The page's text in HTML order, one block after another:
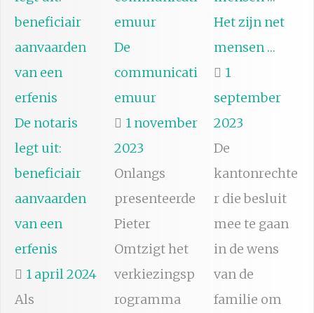
De notaris
legt uit:
beneficiair
aanvaarden
van een
erfenis
1 april 2024
Als
De
communicati
emuur
1 november
2023
Onlangs
presenteerde
Pieter
Omtzigt het
verkiezingsp
rogramma
Het zijn net
mensen …
1
september
2023
De
kantonrechte
r die besluit
mee te gaan
in de wens
van de
familie om